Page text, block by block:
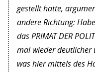
gestellt hatte,
andere Richtung:
das PRIMAT DER
mal wieder deutlicher
was hier mittels des